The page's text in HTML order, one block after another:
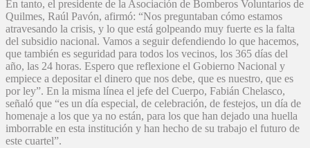
En tanto, el presidente de la Asociación de Bomberos Voluntarios de
Quilmes, Raúl Pavón, afirmó: “Nos preguntaban cómo estamos
atravesando la crisis, y lo que está golpeando muy fuerte es la falta
del subsidio nacional. Vamos a seguir defendiendo lo que hacemos,
que también es seguridad para todos los vecinos, los 365 días del
año, las 24 horas. Espero que reflexione el Gobierno Nacional y
empiece a depositar el dinero que nos debe, que es nuestro, que es
por ley”. En la misma línea el jefe del Cuerpo, Fabián Chelasco,
señaló que “es un día especial, de celebración, de festejos, un día de
homenaje a los que ya no están, para los que han dejado una huella
imborrable en esta institución y han hecho de su trabajo el futuro de
este cuartel”.